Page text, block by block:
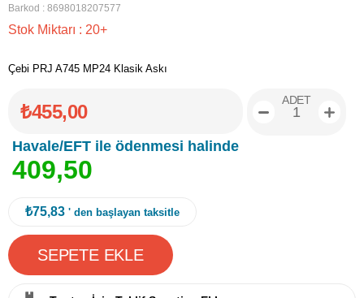
Barkod : 8698018207577
Stok Miktarı : 20+
Çebi PRJ A745 MP24 Klasik Askı
₺455,00
Havale/EFT ile ödenmesi halinde
409,50
ADET
₺75,83 ' den başlayan taksitle